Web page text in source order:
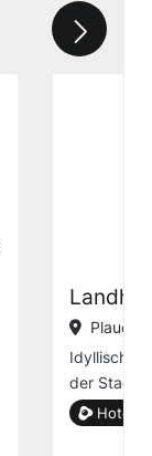
Idyllisch
der Stadt
Hotel